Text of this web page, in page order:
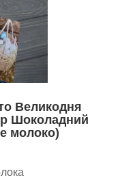
Великодня
Шоколадний
молоко)